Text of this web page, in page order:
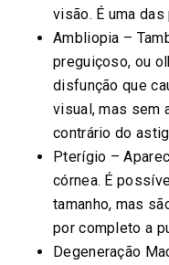
visão. É uma
Ambliopia –
preguiçoso, ou
disfunção que
visual, mas sem
contrário do
Pterígio –
córnea. É
tamanho, mas
por completo a
Degeneração